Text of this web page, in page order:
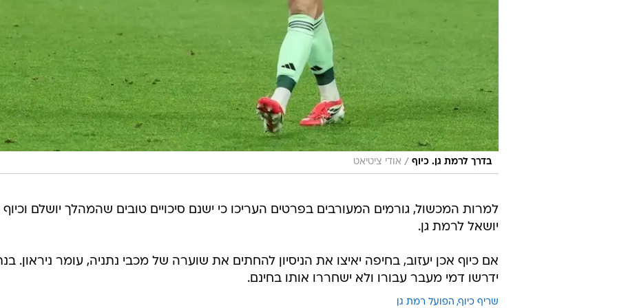
בדרך לרמת גן. כיוף / אודי ציטיאט
למרות המכשול, גורמים המעורבים בפרטים העריכו כי ישנם סיכויים טובים שהמהלך יושלם וכיוף
יושאל לרמת גן.
אם כיוף אכן יעזוב, בחיפה יאיצו את הניסיון להחתים את שוערה של מכבי נתניה, עומר ניראון.
ידרשו דמי מעבר עבורו ולא ישחררו אותו בחינם.
שריף כיוף הפועל רמת גן